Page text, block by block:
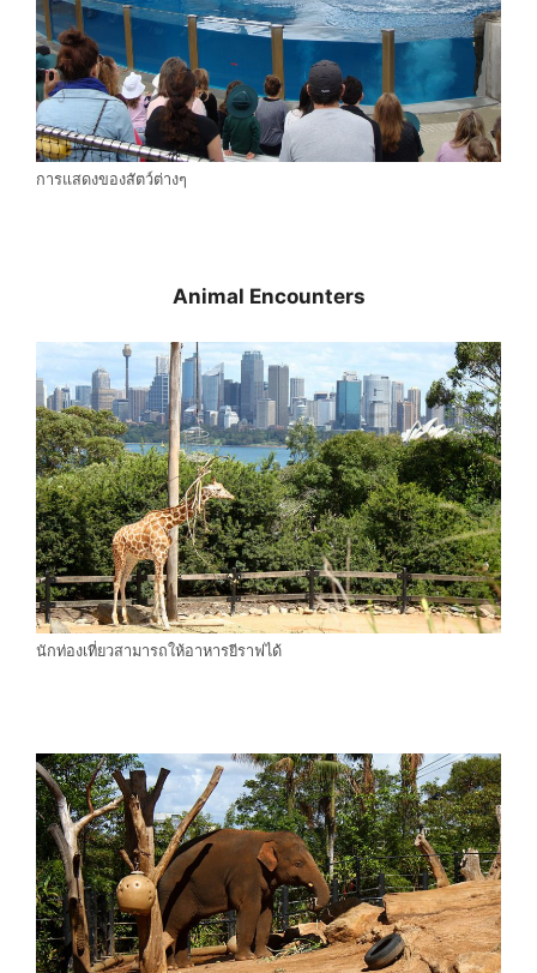
การแสดงของสัตว์ต่างๆ
Animal Encounters
นักท่องเที่ยวสามารถให้อาหารยีราฟได้